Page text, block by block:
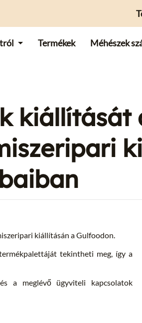
Termékek Méhészek
kiállítását
kiállításán a Gulfoodon.
tekintheti meg, így a
a meglévő ügyviteli kapcsolatok